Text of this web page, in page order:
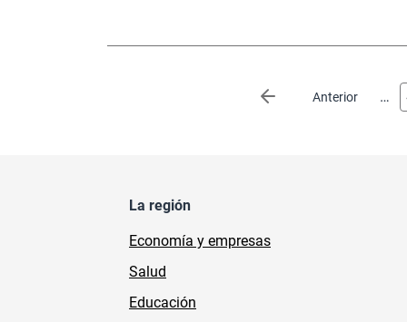
Anterior
Página anterior …
La región
Economía y empresas
Salud
Educación